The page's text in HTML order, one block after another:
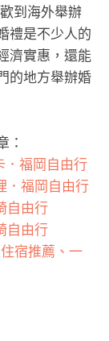
到海外舉辦
禮是不少人的
濟實惠，還能
的地方舉辦婚
：
．福岡自由行
．福岡自由行
自由行
自由行
宿推薦、一